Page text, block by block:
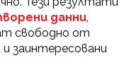
данни
свободно от
заинтересовани